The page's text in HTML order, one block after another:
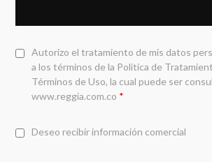
Autorizo el tratamiento de mis datos
a los términos de la Política de
Términos de Uso, la cual puede ser
www.reggia.com.co *
Deseo recibir información comercial